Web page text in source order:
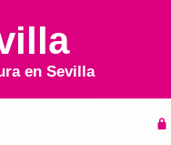
en Sevilla